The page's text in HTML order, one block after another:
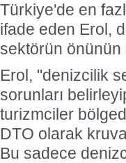
Türkiye'de en
ifade eden Erol,
sektörün önünün
Erol, "denizcilik
sorunları
turizmciler
DTO olarak
Bu sadece